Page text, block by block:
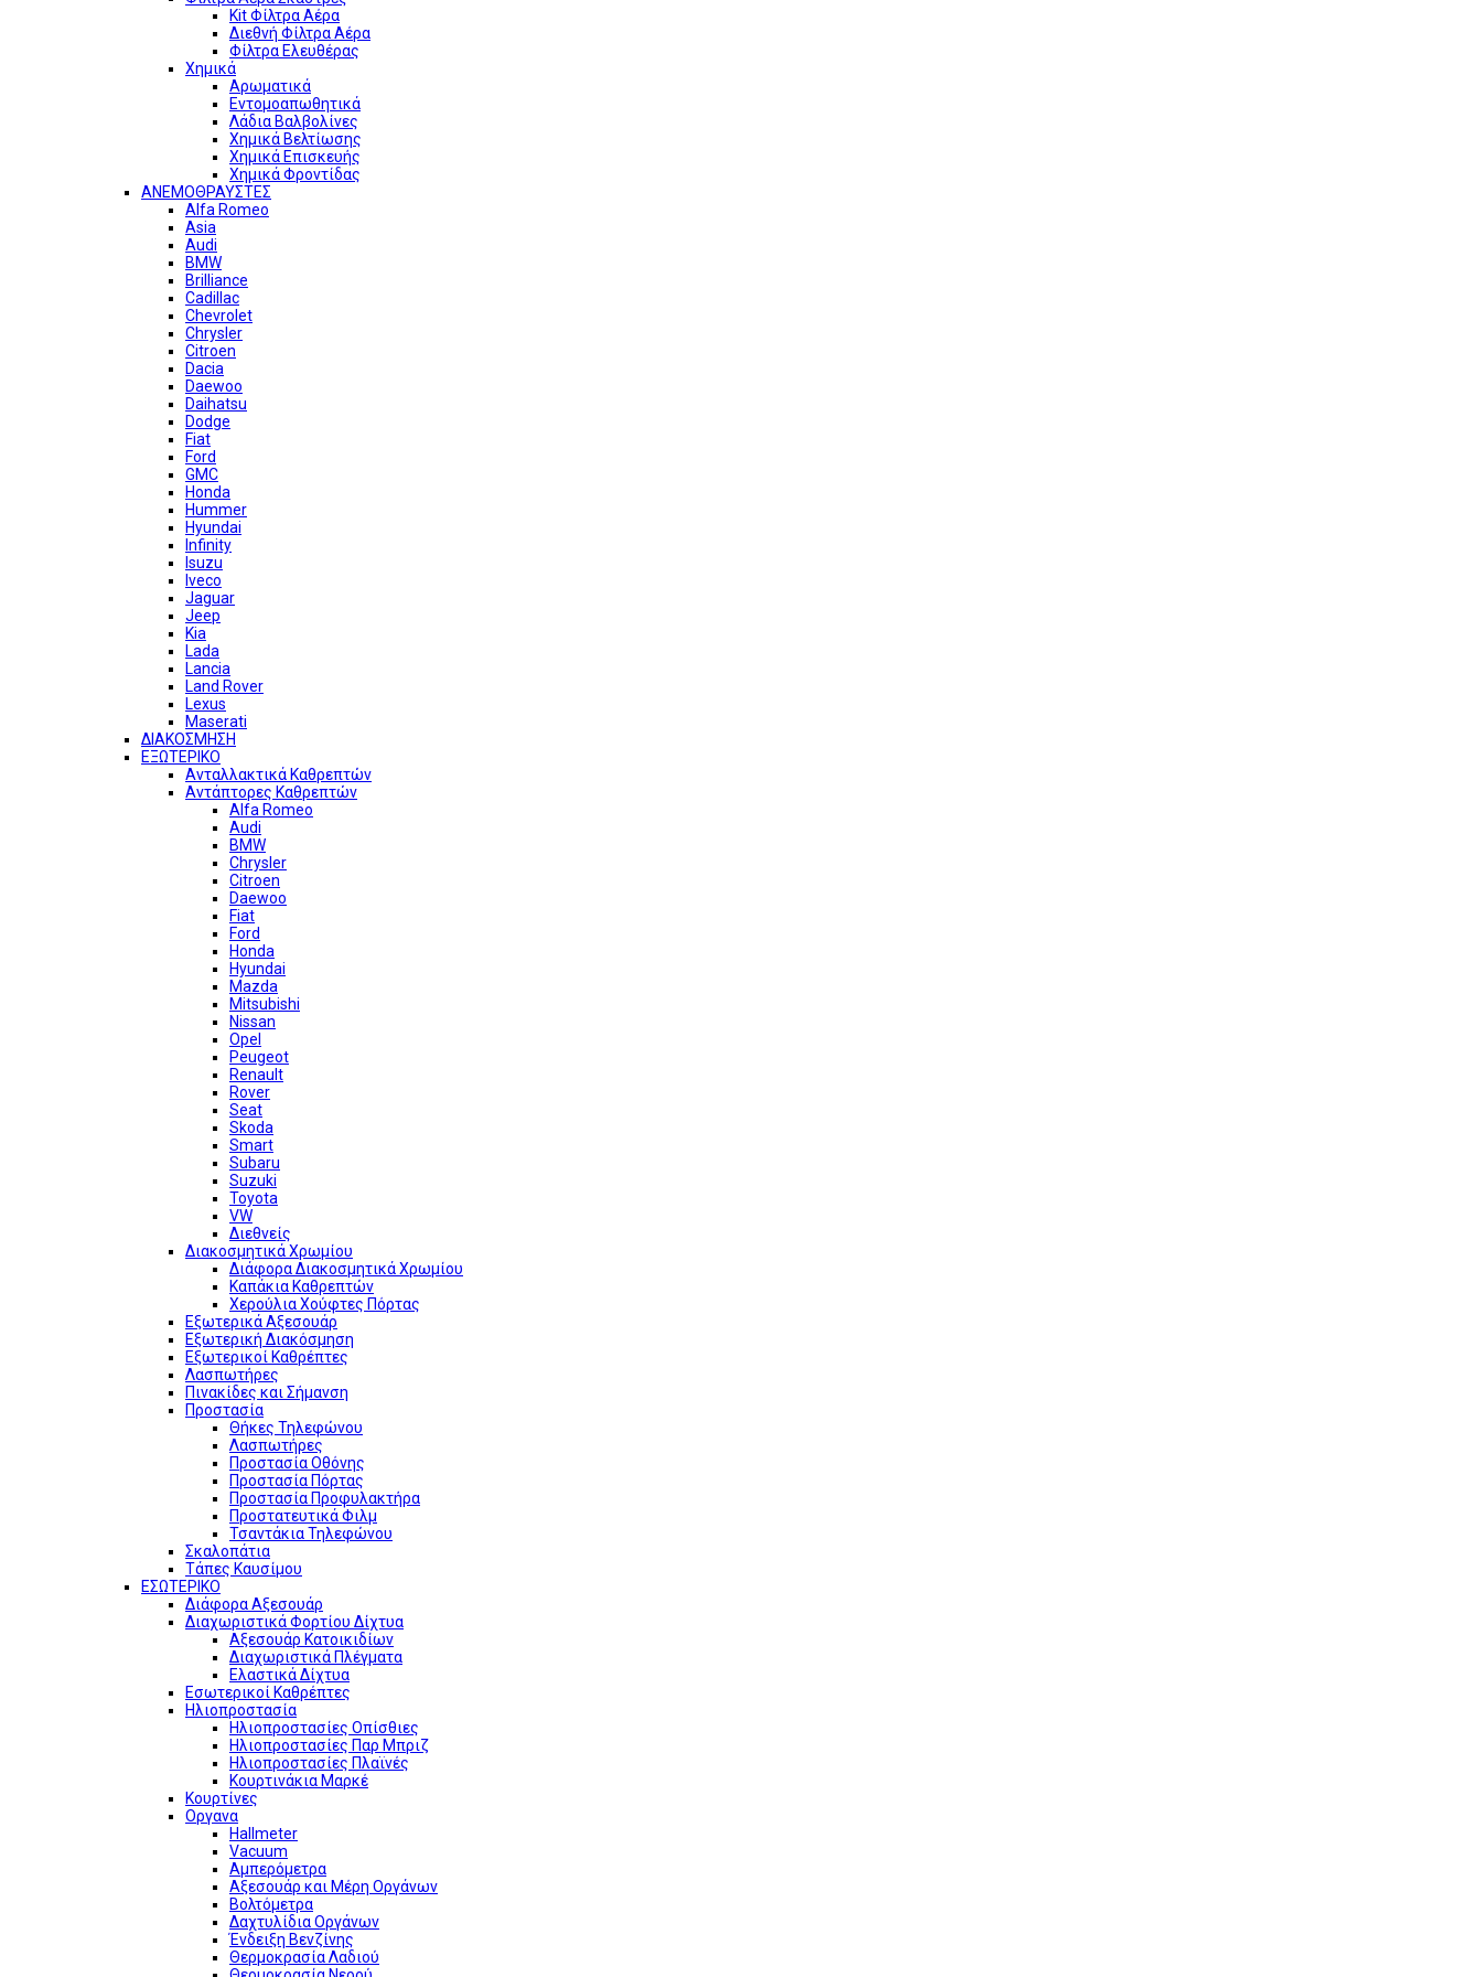
Kit Φίλτρα Αέρα
Διεθνή Φίλτρα Αέρα
Φίλτρα Ελευθέρας
Χημικά
Αρωματικά
Εντομοαπωθητικά
Λάδια Βαλβολίνες
Χημικά Βελτίωσης
Χημικά Επισκευής
Χημικά Φροντίδας
ΑΝΕΜΟΘΡΑΥΣΤΕΣ
Alfa Romeo
Asia
Audi
BMW
Brilliance
Cadillac
Chevrolet
Chrysler
Citroen
Dacia
Daewoo
Daihatsu
Dodge
Fiat
Ford
GMC
Honda
Hummer
Hyundai
Infinity
Isuzu
Iveco
Jaguar
Jeep
Kia
Lada
Lancia
Land Rover
Lexus
Maserati
ΔΙΑΚΟΣΜΗΣΗ
ΕΞΩΤΕΡΙΚΟ
Ανταλλακτικά Καθρεπτών
Αντάπτορες Καθρεπτών
Alfa Romeo
Audi
BMW
Chrysler
Citroen
Daewoo
Fiat
Ford
Honda
Hyundai
Mazda
Mitsubishi
Nissan
Opel
Peugeot
Renault
Rover
Seat
Skoda
Smart
Subaru
Suzuki
Toyota
VW
Διεθνείς
Διακοσμητικά Χρωμίου
Διάφορα Διακοσμητικά Χρωμίου
Καπάκια Καθρεπτών
Χερούλια Χούφτες Πόρτας
Εξωτερικά Αξεσουάρ
Εξωτερική Διακόσμηση
Εξωτερικοί Καθρέπτες
Λασπωτήρες
Πινακίδες και Σήμανση
Προστασία
Θήκες Τηλεφώνου
Λασπωτήρες
Προστασία Οθόνης
Προστασία Πόρτας
Προστασία Προφυλακτήρα
Προστατευτικά Φιλμ
Τσαντάκια Τηλεφώνου
Σκαλοπάτια
Τάπες Καυσίμου
ΕΣΩΤΕΡΙΚΟ
Διάφορα Αξεσουάρ
Διαχωριστικά Φορτίου Δίχτυα
Αξεσουάρ Κατοικιδίων
Διαχωριστικά Πλέγματα
Ελαστικά Δίχτυα
Εσωτερικοί Καθρέπτες
Ηλιοπροστασία
Ηλιοπροστασίες Οπίσθιες
Ηλιοπροστασίες Παρ Μπριζ
Ηλιοπροστασίες Πλαϊνές
Κουρτινάκια Μαρκέ
Κουρτίνες
Οργανα
Hallmeter
Vacuum
Αμπερόμετρα
Αξεσουάρ και Μέρη Οργάνων
Βολτόμετρα
Δαχτυλίδια Οργάνων
Ένδειξη Βενζίνης
Θερμοκρασία Λαδιού